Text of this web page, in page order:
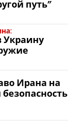
путь”
Украину
Ирана на